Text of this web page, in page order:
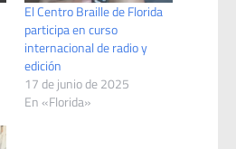
El Centro Braille de Florida
participa en curso
internacional de radio y
edición
17 de junio de 2025
En «Florida»